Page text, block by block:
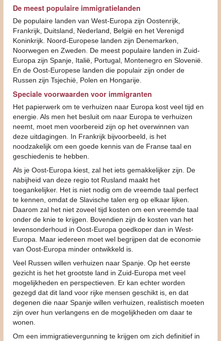
De meest populaire immigratielanden
De populaire landen van West-Europa zijn Oostenrijk,
Frankrijk, Duitsland, Nederland, België en het Verenigd
Koninkrijk. Noord-Europese landen zijn Denemarken,
Noorwegen en Zweden. De meest populaire landen in Zuid-
Europa zijn Spanje, Italië, Portugal, Montenegro en Slovenië.
En de Oost-Europese landen die populair zijn onder de
Russen zijn Tsjechië, Polen en Hongarije.
Speciale voorwaarden voor immigranten
Het papierwerk om te verhuizen naar Europa kost veel tijd en
energie. Als men het besluit om naar Europa te verhuizen
neemt, moet men voorbereid zijn op het overwinnen van
deze uitdagingen. In Frankrijk bijvoorbeeld, is het
noodzakelijk om een goede kennis van de Franse taal en
geschiedenis te hebben.
Als je Oost-Europa kiest, zal het iets gemakkelijker zijn. De
nabijheid van deze regio tot Rusland maakt het
toegankelijker. Het is niet nodig om de vreemde taal perfect
te kennen, omdat de Slavische talen erg op elkaar lijken.
Daarom zal het niet zoveel tijd kosten om een vreemde taal
onder de knie te krijgen. Bovendien zijn de kosten van het
levensonderhoud in Oost-Europa goedkoper dan in West-
Europa. Maar iedereen moet wel begrijpen dat de economie
van Oost-Europa minder ontwikkeld is.
Veel Russen willen verhuizen naar Spanje. Op het eerste
gezicht is het het grootste land in Zuid-Europa met veel
mogelijkheden en perspectieven. Er kan echter worden
gezegd dat dit land voor rijke mensen geschikt is, en dat
degenen die naar Spanje willen verhuizen, realistisch moeten
zijn over hun verlangens en de mogelijkheden om daar te
wonen.
Om een immigratievergunning te krijgen om zich definitief in